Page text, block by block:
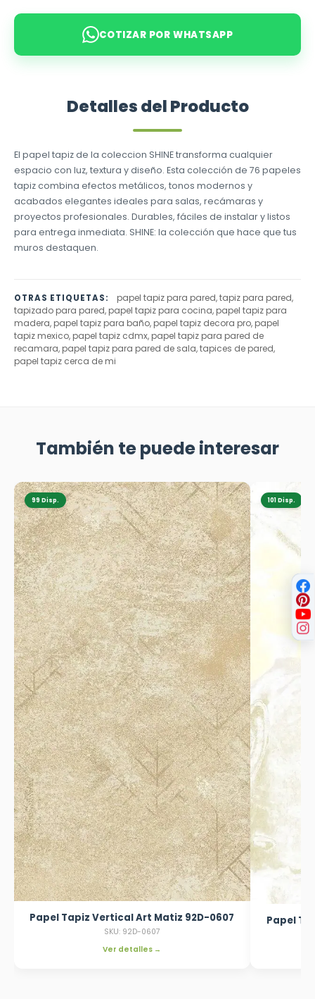
COTIZAR POR WHATSAPP
Detalles del Producto
El papel tapiz de la coleccion SHINE transforma cualquier
espacio con luz, textura y diseño. Esta colección de 76 papeles
tapiz combina efectos metálicos, tonos modernos y
acabados elegantes ideales para salas, recámaras y
proyectos profesionales. Durables, fáciles de instalar y listos
para entrega inmediata. SHINE: la colección que hace que tus
muros destaquen.
OTRAS ETIQUETAS:
papel tapiz para pared, tapiz para pared,
tapizado para pared, papel tapiz para cocina, papel tapiz para
madera, papel tapiz para baño, papel tapiz decora pro, papel
tapiz mexico, papel tapiz cdmx, papel tapiz para pared de
recamara, papel tapiz para pared de sala, tapices de pared,
papel tapiz cerca de mi
También te puede interesar
99 Disp.
Papel Tapiz Vertical Art Matiz 92D-0607
SKU: 92D-0607
Ver detalles →
101 Disp.
Papel